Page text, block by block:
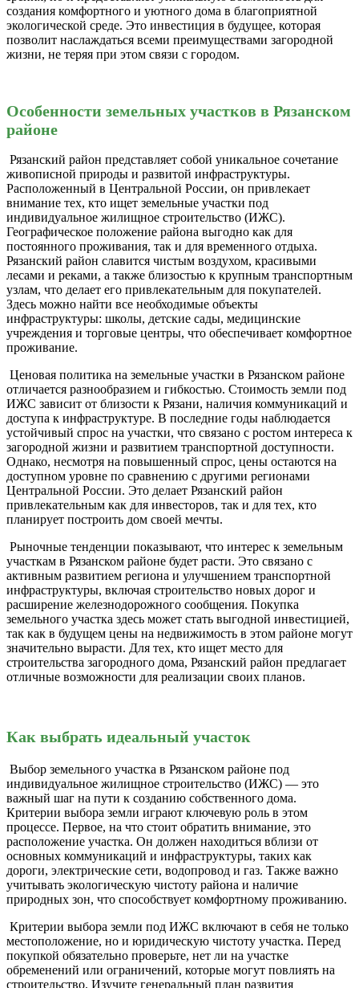
создания комфортного и уютного дома в благоприятной
экологической среде. Это инвестиция в будущее, которая
позволит наслаждаться всеми преимуществами загородной
жизни, не теряя при этом связи с городом.
Особенности земельных участков в Рязанском
районе
Рязанский район представляет собой уникальное сочетание
живописной природы и развитой инфраструктуры.
Расположенный в Центральной России, он привлекает
внимание тех, кто ищет земельные участки под
индивидуальное жилищное строительство (ИЖС).
Географическое положение района выгодно как для
постоянного проживания, так и для временного отдыха.
Рязанский район славится чистым воздухом, красивыми
лесами и реками, а также близостью к крупным транспортным
узлам, что делает его привлекательным для покупателей.
Здесь можно найти все необходимые объекты
инфраструктуры: школы, детские сады, медицинские
учреждения и торговые центры, что обеспечивает комфортное
проживание.
Ценовая политика на земельные участки в Рязанском районе
отличается разнообразием и гибкостью. Стоимость земли под
ИЖС зависит от близости к Рязани, наличия коммуникаций и
доступа к инфраструктуре. В последние годы наблюдается
устойчивый спрос на участки, что связано с ростом интереса к
загородной жизни и развитием транспортной доступности.
Однако, несмотря на повышенный спрос, цены остаются на
доступном уровне по сравнению с другими регионами
Центральной России. Это делает Рязанский район
привлекательным как для инвесторов, так и для тех, кто
планирует построить дом своей мечты.
Рыночные тенденции показывают, что интерес к земельным
участкам в Рязанском районе будет расти. Это связано с
активным развитием региона и улучшением транспортной
инфраструктуры, включая строительство новых дорог и
расширение железнодорожного сообщения. Покупка
земельного участка здесь может стать выгодной инвестицией,
так как в будущем цены на недвижимость в этом районе могут
значительно вырасти. Для тех, кто ищет место для
строительства загородного дома, Рязанский район предлагает
отличные возможности для реализации своих планов.
Как выбрать идеальный участок
Выбор земельного участка в Рязанском районе под
индивидуальное жилищное строительство (ИЖС) — это
важный шаг на пути к созданию собственного дома.
Критерии выбора земли играют ключевую роль в этом
процессе. Первое, на что стоит обратить внимание, это
расположение участка. Он должен находиться вблизи от
основных коммуникаций и инфраструктуры, таких как
дороги, электрические сети, водопровод и газ. Также важно
учитывать экологическую чистоту района и наличие
природных зон, что способствует комфортному проживанию.
Критерии выбора земли под ИЖС включают в себя не только
местоположение, но и юридическую чистоту участка. Перед
покупкой обязательно проверьте, нет ли на участке
обременений или ограничений, которые могут повлиять на
строительство. Изучите генеральный план развития